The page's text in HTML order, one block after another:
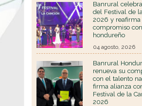
Banrural
del Festival de
2026 y reafirma
compromiso
hondureño
04 agosto, 2026
Banrural
renueva su
con el talento
firma alianza
Festival de la
2026